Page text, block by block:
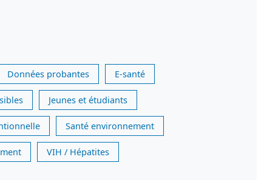
Données probantes E-santé
Jeunes et étudiants
Santé environnement
VIH / Hépatites